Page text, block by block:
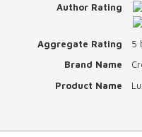
Author Rating
Aggregate Rating 5
Brand Name
Product Name